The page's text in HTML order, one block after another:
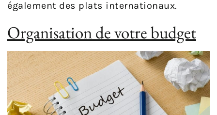
également des plats internationaux.
Organisation de votre budget